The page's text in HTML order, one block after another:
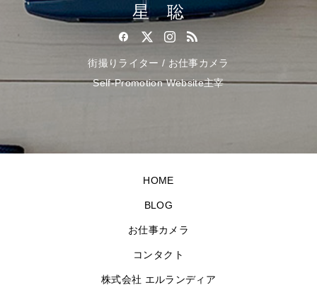
星 聡
街撮りライター / お仕事カメラ
Self-Promotion Website主宰
HOME
BLOG
お仕事カメラ
コンタクト
株式会社 エルランディア